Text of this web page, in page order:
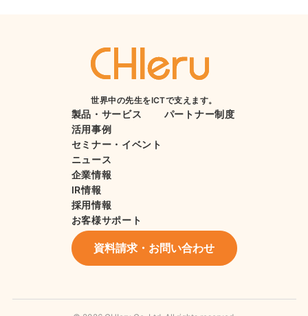
世界中の先生をICTで支えます。
製品・サービス
活用事例
セミナー・イベント
ニュース
企業情報
IR情報
採用情報
お客様サポート
パートナー制度
資料請求・お問い合わせ